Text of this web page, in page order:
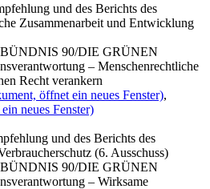
und des Berichts des
Zusammenarbeit und Entwicklung
BÜNDNIS 90/DIE GRÜNEN
– Menschenrechtliche
Recht verankern
öffnet ein neues Fenster),
neues Fenster)
und des Berichts des
(6. Ausschuss)
BÜNDNIS 90/DIE GRÜNEN
– Wirksame